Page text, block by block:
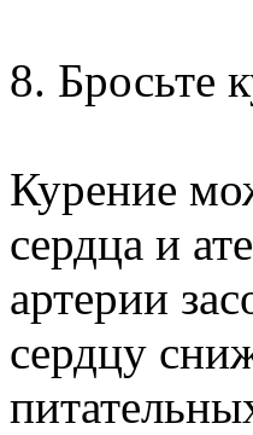
8. Бросьте
Курение
сердца и
артерии
сердцу